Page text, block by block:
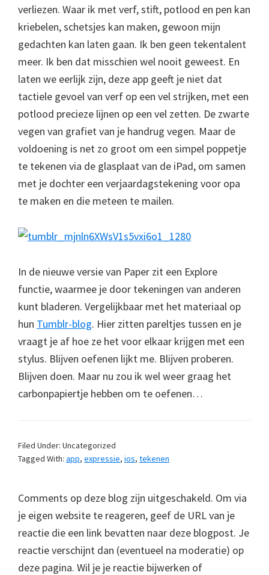
verliezen. Waar ik met verf, stift, potlood en pen kan
kriebelen, schetsjes kan maken, gewoon mijn
gedachten kan laten gaan. Ik ben geen tekentalent
meer. Ik ben dat misschien wel nooit geweest. En
laten we eerlijk zijn, deze app geeft je niet dat
tactiele gevoel van verf op een vel strijken, met een
potlood precieze lijnen op een vel zetten. De zwarte
vegen van grafiet van je handrug vegen. Maar de
voldoening is net zo groot om een simpel poppetje
te tekenen via de glasplaat van de iPad, om samen
met je dochter een verjaardagstekening voor opa
te maken en die meteen te mailen.
In de nieuwe versie van Paper zit een Explore
functie, waarmee je door tekeningen van anderen
kunt bladeren. Vergelijkbaar met het materiaal op
hun Tumblr-blog. Hier zitten pareltjes tussen en je
vraagt je af hoe ze het voor elkaar krijgen met een
stylus. Blijven oefenen lijkt me. Blijven proberen.
Blijven doen. Maar nu zou ik wel weer graag het
carbonpapiertje hebben om te oefenen…
Filed Under: Uncategorized
Tagged With: app, expressie, ios, tekenen
Comments op deze blog zijn uitgeschakeld. Om via
je eigen website te reageren, geef de URL van je
reactie die een link bevatten naar deze blogpost. Je
reactie verschijnt dan (eventueel na moderatie) op
deze pagina. Wil je je reactie bijwerken of